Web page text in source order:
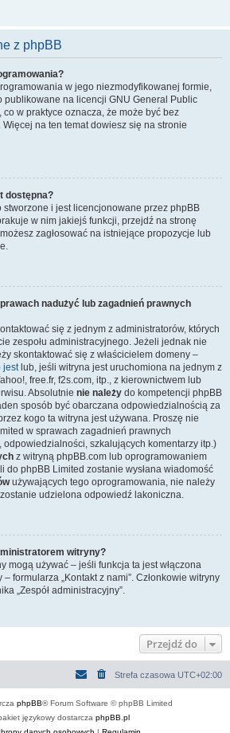
z phpBB
w jego niezmodyfikowanej formie,
publikowane na licencji GNU General Public
co w praktyce oznacza, że może być bez
na ten temat dowiesz się na stronie
dostępna?
stworzone i jest licencjonowane przez phpBB
w nim jakiejś funkcji, przejdź na stronę
zagłosować na istniejące propozycje lub
nadużyć lub zagadnień prawnych
się z jednym z administratorów, których
zespołu administracyjnego. Jeżeli jednak nie
skontaktować się z właścicielem domeny –
jestlub, jeśli witryna jest uruchomiona na jednym z
free.fr, f2s.com, itp., z kierownictwem lub
Absolutnie nie należy do kompetencji phpBB
sposób być obarczana odpowiedzialnością za
kogo ta witryna jest używana. Proszę nie
w sprawach zagadnień prawnych
szkalujących komentarzy itp.)
z witryną phpBB.com lub oprogramowaniem
do phpBB Limited zostanie wysłana wiadomość
używających tego oprogramowania, nie należy
udzielona odpowiedź lakoniczna.
witryny?
mogą używać – jeśli funkcja ta jest włączona
formularza „Kontakt z nami”. Członkowie witryny
„Zespół administracyjny”.
Przejdź do
Strefa czasowa UTC+02:00
phpBB® Forum Software © phpBB Limited
językowy dostarcza phpBB.pl